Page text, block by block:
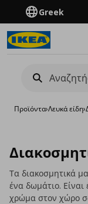
Greek
Προϊόντα›Λευκά είδη›
Τα διακοσμητικά
ένα δωμάτιο.
χρώμα στον χώρο